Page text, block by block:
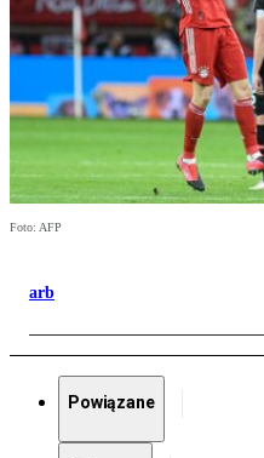
Foto: AFP
arb
Powiązane